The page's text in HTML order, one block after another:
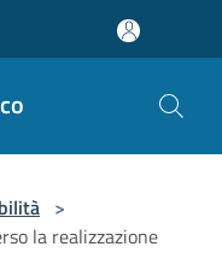
>
la realizzazione